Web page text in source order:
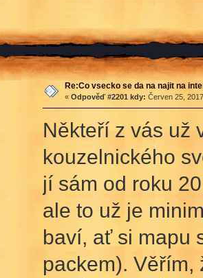
Re:Co vsecko se da na najit na
« Odpověď #2201 kdy: Červen 25,
Někteří z vás už
kouzelnického
jí sám od roku
ale to už je
baví, ať si mapu
packem). Věřím,